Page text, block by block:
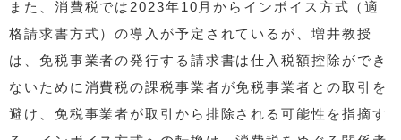
また、消費税では2023年10月からインボイス方式（適
格請求書方式）の導入が予定されているが、増井教授
は、免税事業者の発行する請求書は仕入税額控除ができ
ないために消費税の課税事業者が免税事業者との取引を
避け、免税事業者が取引から排除される可能性を指摘す